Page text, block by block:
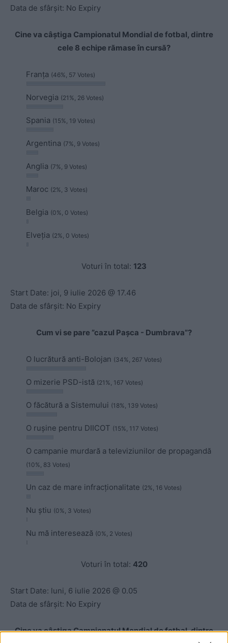
Data de sfârșit: No Expiry
Cine va câștiga Campionatul Mondial de fotbal, dintre
cele 8 echipe rămase în cursă?
Franța (46%, 57 Votes)
Norvegia (21%, 26 Votes)
Spania (15%, 19 Votes)
Argentina (7%, 9 Votes)
Anglia (7%, 9 Votes)
Maroc (2%, 3 Votes)
Belgia (0%, 0 Votes)
Elveția (2%, 0 Votes)
Voturi în total: 123
Start Date: joi, 9 iulie 2026 @ 17.46
Data de sfârșit: No Expiry
Cum vi se pare ”cazul Pașca - Dumbrava”?
O lucrătură anti-Bolojan (34%, 267 Votes)
O mizerie PSD-istă (21%, 167 Votes)
O făcătură a Sistemului (18%, 139 Votes)
O rușine pentru DIICOT (15%, 117 Votes)
O campanie murdară a televiziunilor de propagandă
(10%, 83 Votes)
Un caz de mare infracționalitate (2%, 16 Votes)
Nu știu (0%, 3 Votes)
Nu mă interesează (0%, 2 Votes)
Voturi în total: 420
Start Date: luni, 6 iulie 2026 @ 0.05
Data de sfârșit: No Expiry
Cine va câștiga Campionatul Mondial de fotbal, dintre